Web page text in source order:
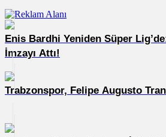
Enis Bardhi Yeniden Süper
İmzayı Attı!
Trabzonspor, Felipe Augusto